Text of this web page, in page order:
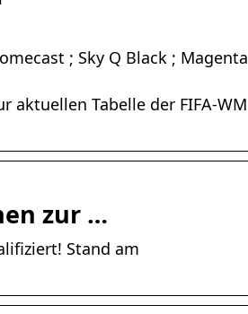
; Sky Q Black ; Magenta
aktuellen Tabelle der FIFA-WM
zur …
Stand am